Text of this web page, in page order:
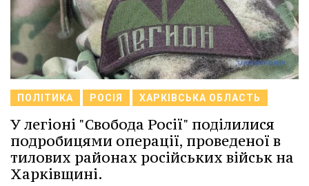
ПОЛІТИКА РОСІЯ ХАРКІВСЬКА ОБЛАСТЬ
У легіоні "Свобода Росії" поділилися
подробицями операції, проведеної в
тилових районах російських військ на
Харківщині.